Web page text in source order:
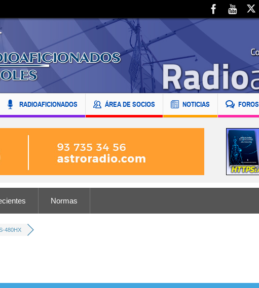
RADIOAFICIONADOS ÁREA DE SOCIOS NOTICIAS FOROS
Normas
480HX